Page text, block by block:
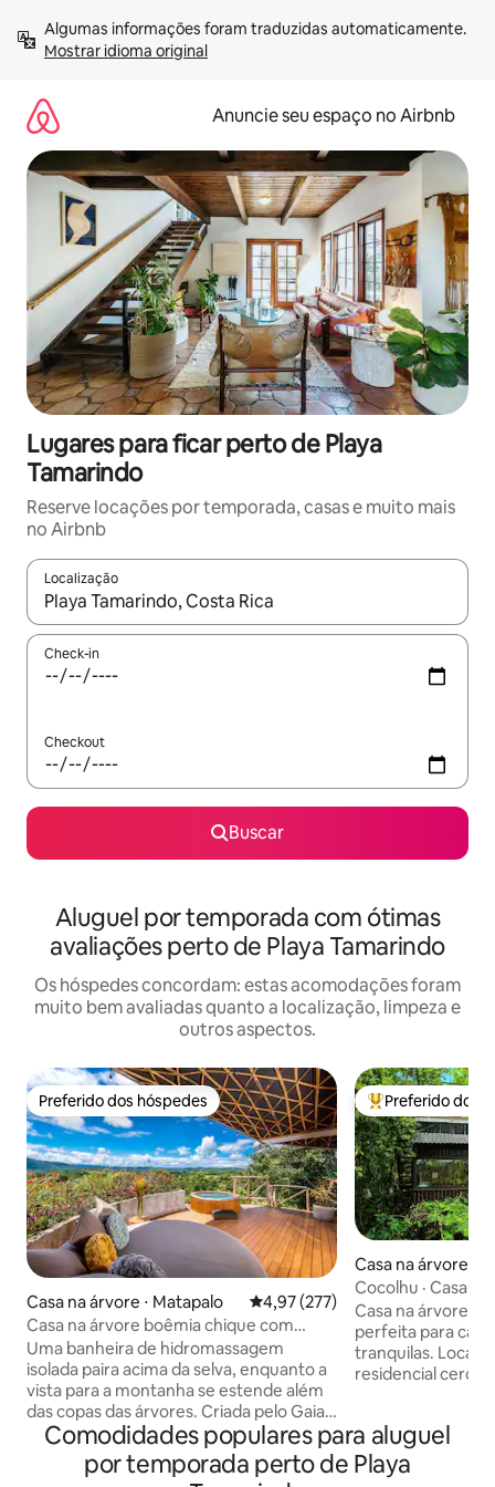
para
Mostrar idioma original
Anuncie seu espaço no Airbnb
Lugares para ficar perto de Playa
Tamarindo
Reserve locações por temporada, casas e muito mais
no Airbnb
Localização
Quando os resultados estiverem disponíveis, explore-os
Check-in
Checkout
Buscar
Aluguel por temporada com ótimas
avaliações perto de Playa Tamarindo
Os hóspedes concordam: estas acomodações foram
muito bem avaliadas quanto a localização, limpeza e
outros aspectos.
Preferido dos hóspedes
Preferido dos hóspedes
Casa na árvore ⋅ Matapalo 4,97 de uma avaliação média de
4,97 (277)
Casa na árvore boêmia chique com
vistas mágicas e banheira de
hidromassagem
Uma banheira de hidromassagem
isolada paira acima da selva, enquanto a
vista para a montanha se estende além
das copas das árvores. Criada pelo Gaia
Studio Costa Rica, esta casa sobre
palafitas transforma o design tropical
moderno em uma experiência única. No
Entre os
Preferido dos
Casa na árvore ⋅
e Guanacaste
Cocolhu · Casa
para o mar ·
Casa na árvore
perfeita para
tranquilas. Localizada em uma área
residencial
carro ou 25
Tamarindo. Relaxe na pequena piscina
sob as árvores,
Comodidades populares para aluguel
por temporada perto de Playa